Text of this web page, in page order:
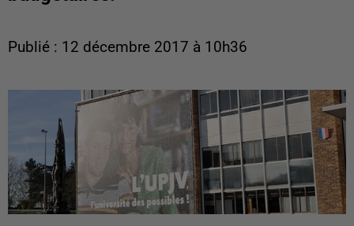
Publié : 12 décembre 2017 à 10h36